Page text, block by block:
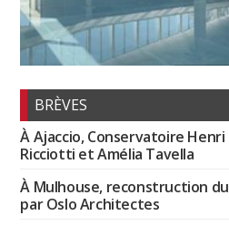
BRÈVES
À Ajaccio, Conservatoire Henri
Ricciotti et Amélia Tavella
À Mulhouse, reconstruction
par Oslo Architectes